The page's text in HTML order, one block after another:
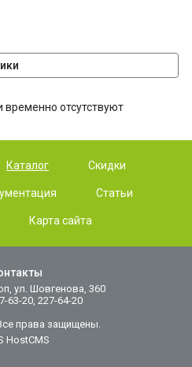
временно отсутствуют
Каталог Скидки
Статьи
Карта сайта
ул. Шовгенова, 360
63-20, 227-64-20
права защищены.
HostCMS